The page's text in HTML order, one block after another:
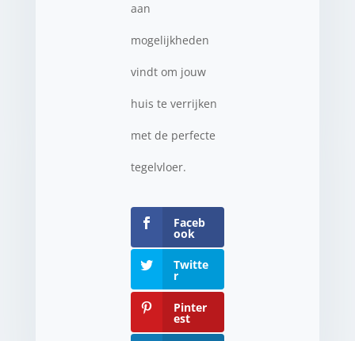
aan
mogelijkheden
vindt om jouw
huis te verrijken
met de perfecte
tegelvloer.
Faceb
ook
Twitte
r
Pinter
est